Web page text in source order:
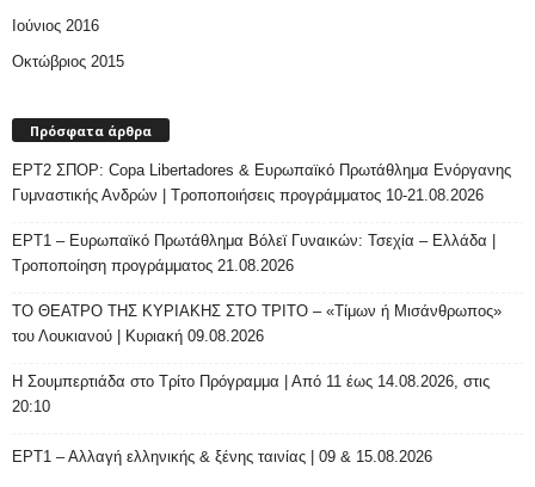
Ιούνιος 2016
Οκτώβριος 2015
Πρόσφατα άρθρα
ΕΡΤ2 ΣΠΟΡ: Copa Libertadores & Ευρωπαϊκό Πρωτάθλημα Ενόργανης
Γυμναστικής Ανδρών | Τροποποιήσεις προγράμματος 10-21.08.2026
ΕΡΤ1 – Ευρωπαϊκό Πρωτάθλημα Βόλεϊ Γυναικών: Τσεχία – Ελλάδα |
Τροποποίηση προγράμματος 21.08.2026
ΤΟ ΘΕΑΤΡΟ ΤΗΣ ΚΥΡΙΑΚΗΣ ΣΤΟ ΤΡΙΤΟ – «Τίμων ή Μισάνθρωπος»
του Λουκιανού | Κυριακή 09.08.2026
H Σουμπερτιάδα στο Τρίτο Πρόγραμμα | Από 11 έως 14.08.2026, στις
20:10
ΕΡΤ1 – Αλλαγή ελληνικής & ξένης ταινίας | 09 & 15.08.2026